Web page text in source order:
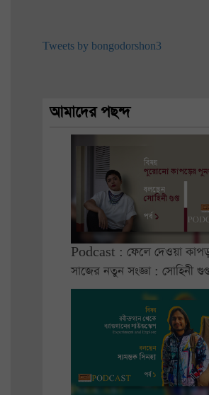
Tweets by bongodorshon3
আমাদের পছন্দ
Podcast : ফেলে দেওয়া
সাজের নতুন সংজ্ঞা : সোহিনী